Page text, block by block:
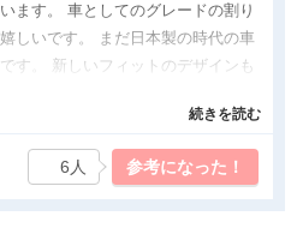
べると、どちらかというと、女性
アップがないのが、残念です。今
ます。 車としてのグレードの割り
しいです。 まだ日本製の時代の車
す。 新しいフィットのデザインも
よいものと思っています。 値段的
でしたので、リーズナブルな価格
最高ではないでしょうか。
続きを読む
参考になった！
6人